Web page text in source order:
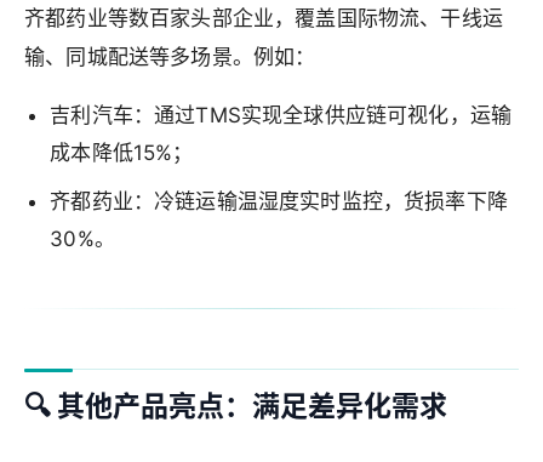
齐都药业等数百家头部企业，覆盖国际物流、干线运
输、同城配送等多场景。例如：
吉利汽车：通过TMS实现全球供应链可视化，运输
成本降低15%；
齐都药业：冷链运输温湿度实时监控，货损率下降
30%。
🔍 其他产品亮点：满足差异化需求